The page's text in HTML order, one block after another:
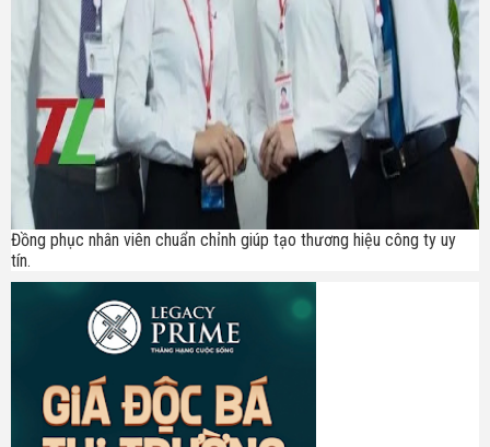
Đồng phục nhân viên chuẩn chỉnh giúp tạo thương hiệu công ty uy
tín.